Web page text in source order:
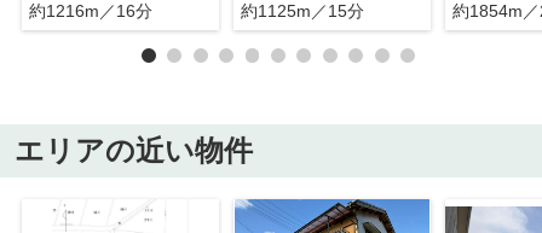
約1216m／16分
約1125m／15分
約1854m
エリアの近い物件